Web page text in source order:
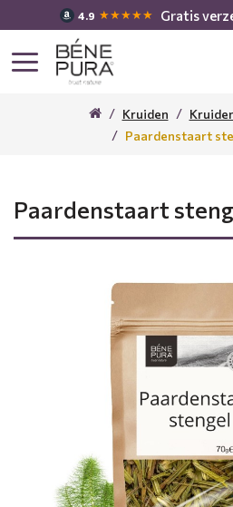
4.9 ★★★★★ Gratis
Kruiden
Paardenstaart
Paardenstaart